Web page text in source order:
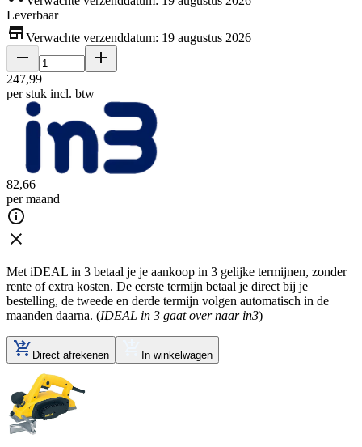
Leverbaar
Verwachte verzenddatum: 19 augustus 2026
247,99
per stuk incl. btw
82,66
per maand
Met iDEAL in 3 betaal je je aankoop in 3 gelijke termijnen, zonder
rente of extra kosten. De eerste termijn betaal je direct bij je
bestelling, de tweede en derde termijn volgen automatisch in de
maanden daarna. (IDEAL in 3 gaat over naar in3)
Direct afrekenen In winkelwagen